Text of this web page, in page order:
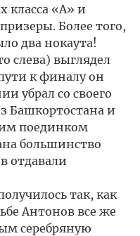
класса «А» и
Более того,
два нокаута!
слева) выглядел
к финалу он
убрал со своего
Башкортостана и
поединком
большинство
отдавали
так, как
Антонов все же
серебряную